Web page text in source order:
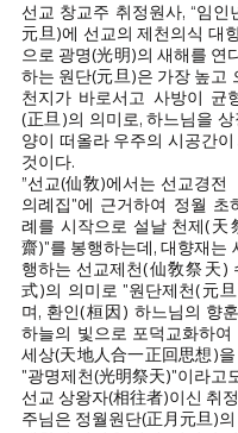
선교 창교주 취정원사, “임인
元旦)에 선교의 제천의식 대
으로 광명(光明)의 새해를 연
하는 원단(元旦)은 가장 높고
천지가 바로서고 사방이 균
(正旦)의 의미로, 하느님을
양이 떠올라 우주의 시공간
것이다.
”선교(仙敎)에서는 선교경전
의례집"에 근거하여 정월 초
례를 시작으로 설날 천제(
齋)"를 봉행하는데, 대향재는
행하는 선교제천(仙敎祭天)
式)의 의미로 "원단제천(元
며, 환인(桓因) 하느님의 향
하늘의 빛으로 포덕교화하여
세상(天地人合一正回思想)
"광명제천(光明祭天)"이라고
선교 상왕자(相往者)이신 취
주님은 정월원단(正月元旦)